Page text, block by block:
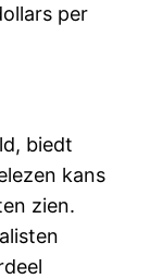
per
biedt
kans
zien.